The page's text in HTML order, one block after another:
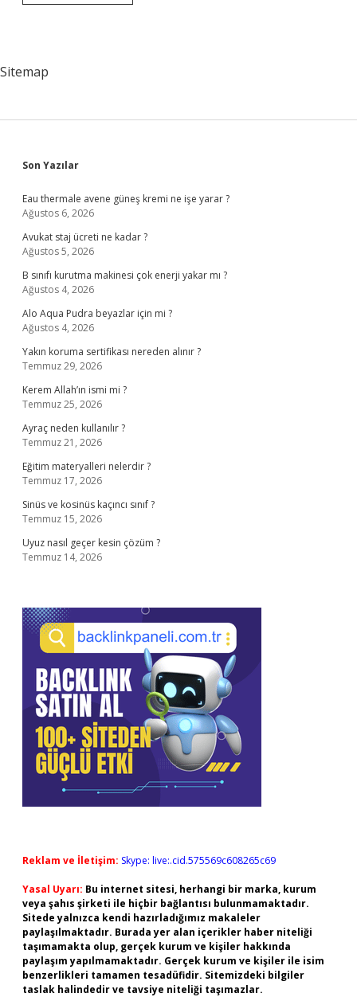
Karar
Sitemap
Sidebar
Son Yazılar
Eau thermale avene güneş kremi ne işe yarar ?
Ağustos 6, 2026
Avukat staj ücreti ne kadar ?
Ağustos 5, 2026
B sınıfı kurutma makinesi çok enerji yakar mı ?
Ağustos 4, 2026
Alo Aqua Pudra beyazlar için mi ?
Ağustos 4, 2026
Yakın koruma sertifikası nereden alınır ?
Temmuz 29, 2026
Kerem Allah’ın ismi mi ?
Temmuz 25, 2026
Ayraç neden kullanılır ?
Temmuz 21, 2026
Eğitim materyalleri nelerdir ?
Temmuz 17, 2026
Sinüs ve kosinüs kaçıncı sınıf ?
Temmuz 15, 2026
Uyuz nasıl geçer kesin çözüm ?
Temmuz 14, 2026
Reklam ve İletişim: Skype: live:.cid.575569c608265c69
Yasal Uyarı: Bu internet sitesi, herhangi bir marka, kurum
veya şahıs şirketi ile hiçbir bağlantısı bulunmamaktadır.
Sitede yalnızca kendi hazırladığımız makaleler
paylaşılmaktadır. Burada yer alan içerikler haber niteliği
taşımamakta olup, gerçek kurum ve kişiler hakkında
paylaşım yapılmamaktadır. Gerçek kurum ve kişiler ile isim
benzerlikleri tamamen tesadüfidir. Sitemizdeki bilgiler
taslak halindedir ve tavsiye niteliği taşımazlar.